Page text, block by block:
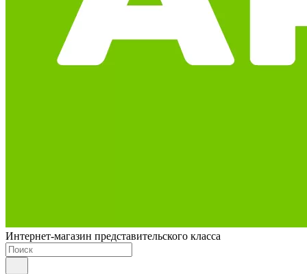
Интернет-магазин представительского класса